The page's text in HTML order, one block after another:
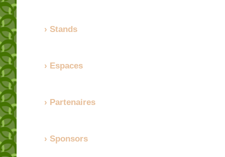
Stands
Espaces
Partenaires
Sponsors